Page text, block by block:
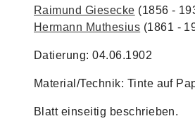
Raimund Giesecke (1856 -
Hermann Muthesius (1861 -
Datierung: 04.06.1902
Material/Technik: Tinte auf
Blatt einseitig beschrieben.